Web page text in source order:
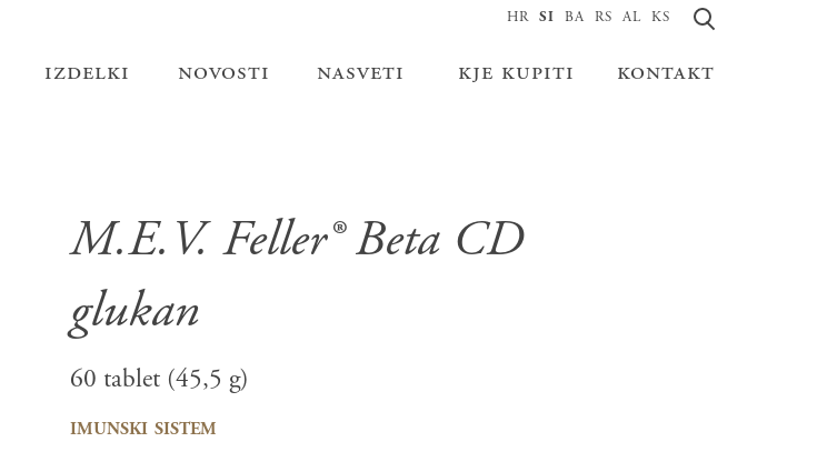
izdelki novosti nasveti kje kupiti kontakt
HR SI BA RS AL KS
M.E.V. Feller® Beta CD
glukan
60 tablet (45,5 g)
imunski sistem